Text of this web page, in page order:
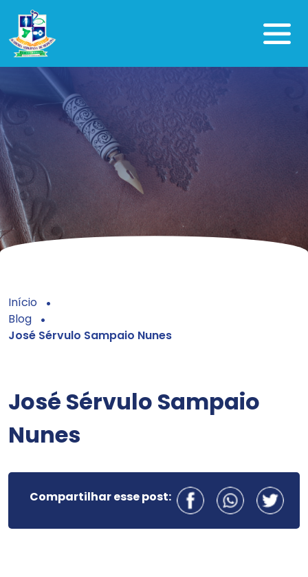
Início
Blog
José Sérvulo Sampaio Nunes
José Sérvulo Sampaio
Nunes
Compartilhar esse post: